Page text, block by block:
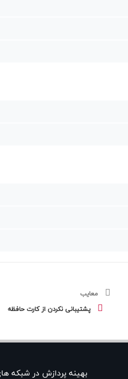
معایب
پشتیبانی نکردن از کارت حافظه
بهينه پردازش در شبکه